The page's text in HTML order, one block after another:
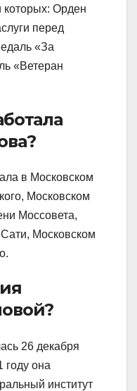
которых: Орден
перед
«За
«Ветеран
в Московском
Московском
Моссовета,
Московском
26 декабря
году она
институт